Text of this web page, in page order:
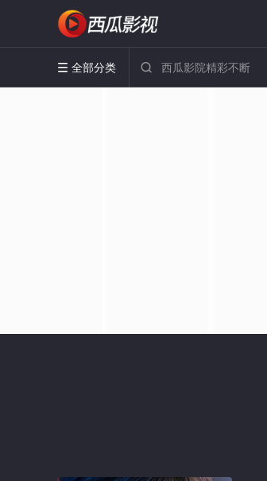
 全部分类 